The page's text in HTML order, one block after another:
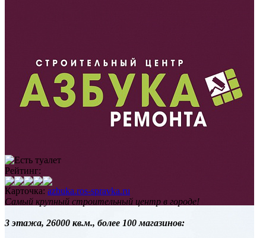
Рейтинг:
Карточка: azbuka.ros-spravka.ru
Самый крупный строительный центр в городе!
3 этажа, 26000 кв.м., более 100 магазинов: